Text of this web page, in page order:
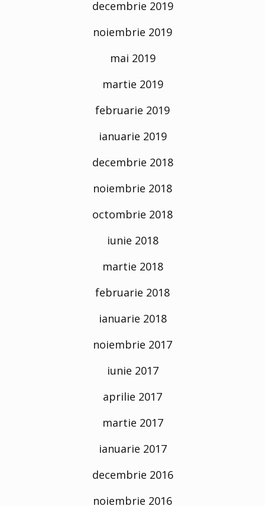
decembrie 2019
noiembrie 2019
mai 2019
martie 2019
februarie 2019
ianuarie 2019
decembrie 2018
noiembrie 2018
octombrie 2018
iunie 2018
martie 2018
februarie 2018
ianuarie 2018
noiembrie 2017
iunie 2017
aprilie 2017
martie 2017
ianuarie 2017
decembrie 2016
noiembrie 2016